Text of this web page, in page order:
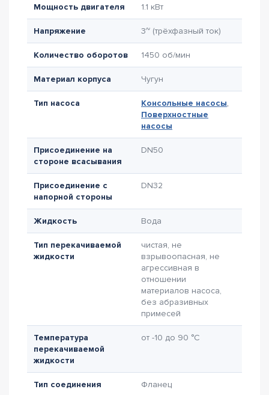
Мощность двигателя 1.1 кВт
Напряжение 3~ (трёхфазный ток)
Количество оборотов 1450 об/мин
Материал корпуса Чугун
Тип насоса Консольные насосы,
Поверхностные
насосы
Присоединение на
стороне всасывания
DN50
Присоединение с
напорной стороны
DN32
Жидкость Вода
Тип перекачиваемой
жидкости
чистая, не
взрывоопасная, не
агрессивная в
отношении
материалов насоса,
без абразивных
примесей
Температура
перекачиваемой
жидкости
от -10 до 90 °C
Тип соединения Фланец